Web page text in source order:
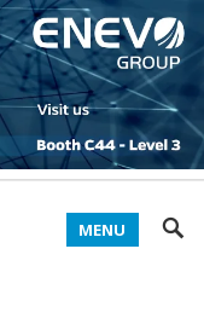
MENU